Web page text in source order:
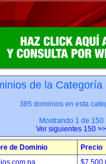
de la
385 dominios en esta
Mostrando 1 de 150
Ver siguientes 150 >>
de Dominio
Precio